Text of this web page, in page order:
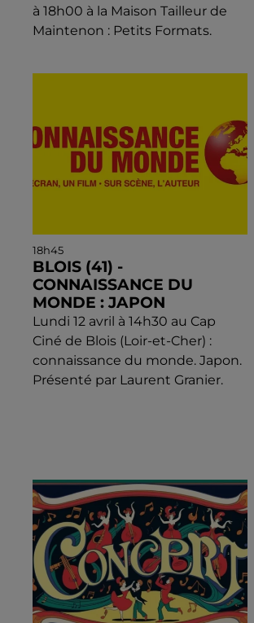
à 18h00 à la Maison Tailleur de
Maintenon : Petits Formats.
18h45
BLOIS (41) -
CONNAISSANCE DU
MONDE : JAPON
Lundi 12 avril à 14h30 au Cap
Ciné de Blois (Loir-et-Cher) :
connaissance du monde. Japon.
Présenté par Laurent Granier.